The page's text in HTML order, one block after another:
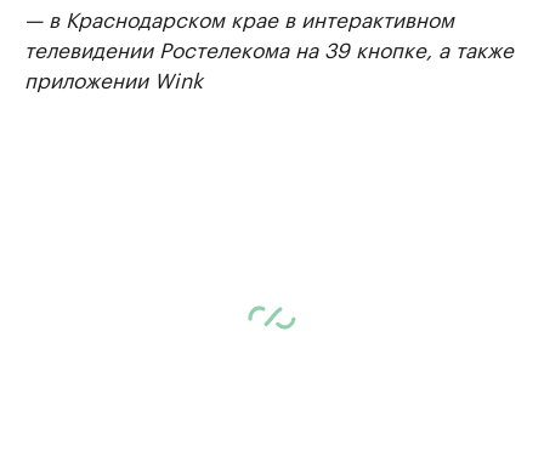
— в Краснодарском крае в интерактивном
телевидении Ростелекома на 39 кнопке, а также
приложении Wink